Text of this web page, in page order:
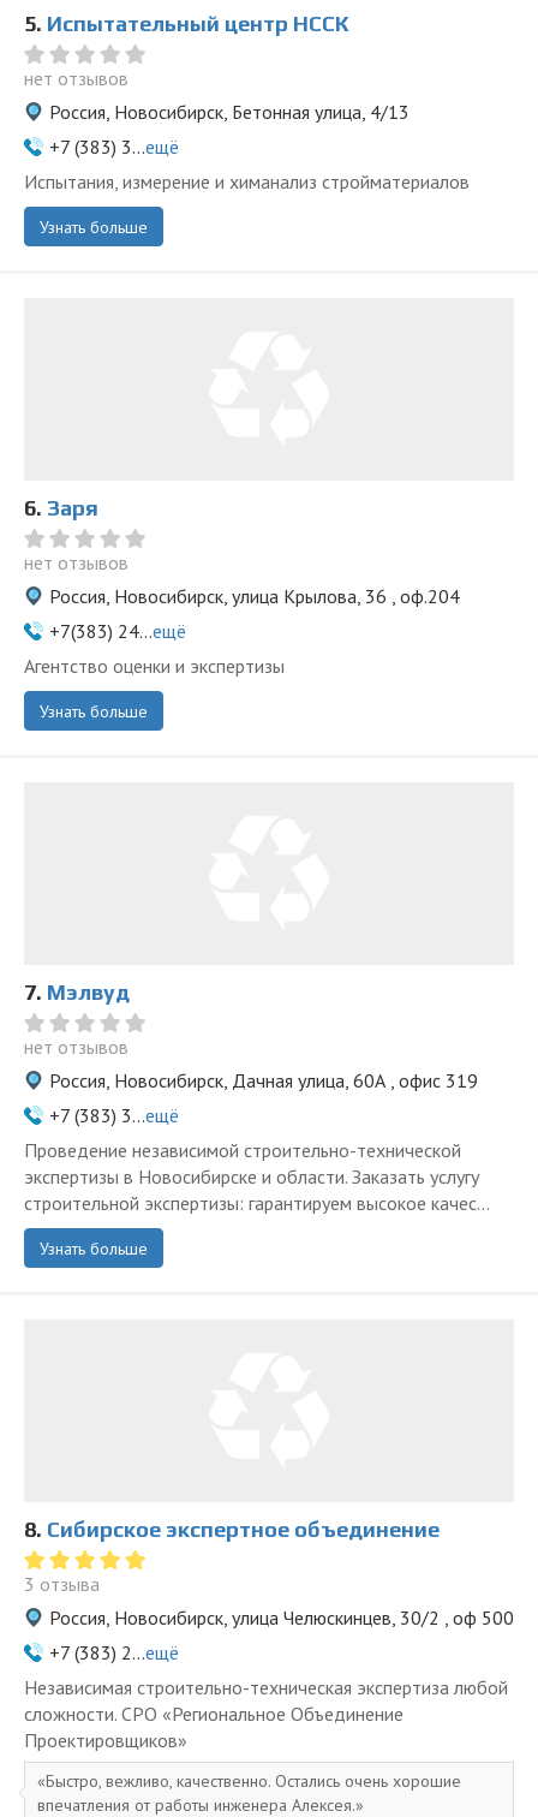
5. Испытательный центр НССК
нет отзывов
Россия, Новосибирск, Бетонная улица, 4/13
+7 (383) 3...ещё
Испытания, измерение и химанализ стройматериалов
Узнать больше
6. Заря
нет отзывов
Россия, Новосибирск, улица Крылова, 36 , оф.204
+7(383) 24...ещё
Агентство оценки и экспертизы
Узнать больше
7. Мэлвуд
нет отзывов
Россия, Новосибирск, Дачная улица, 60А , офис 319
+7 (383) 3...ещё
Проведение независимой строительно-технической
экспертизы в Новосибирске и области. Заказать услугу
строительной экспертизы: гарантируем высокое качес...
Узнать больше
8. Сибирское экспертное объединение
3 отзыва
Россия, Новосибирск, улица Челюскинцев, 30/2 , оф 500
+7 (383) 2...ещё
Независимая строительно-техническая экспертиза любой
сложности. СРО «Региональное Объединение
Проектировщиков»
Быстро, вежливо, качественно. Остались очень хорошие
впечатления от работы инженера Алексея.